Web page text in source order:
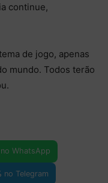
continue,
de jogo, apenas
mundo. Todos terão
no WhatsApp
no Telegram